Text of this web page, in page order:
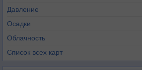
Давление
Осадки
Облачность
Список всех карт